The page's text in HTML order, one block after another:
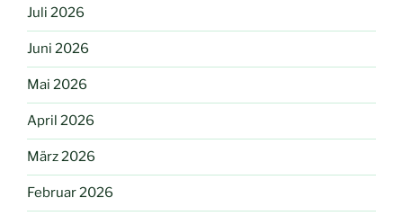
Juli 2026
Juni 2026
Mai 2026
April 2026
März 2026
Februar 2026